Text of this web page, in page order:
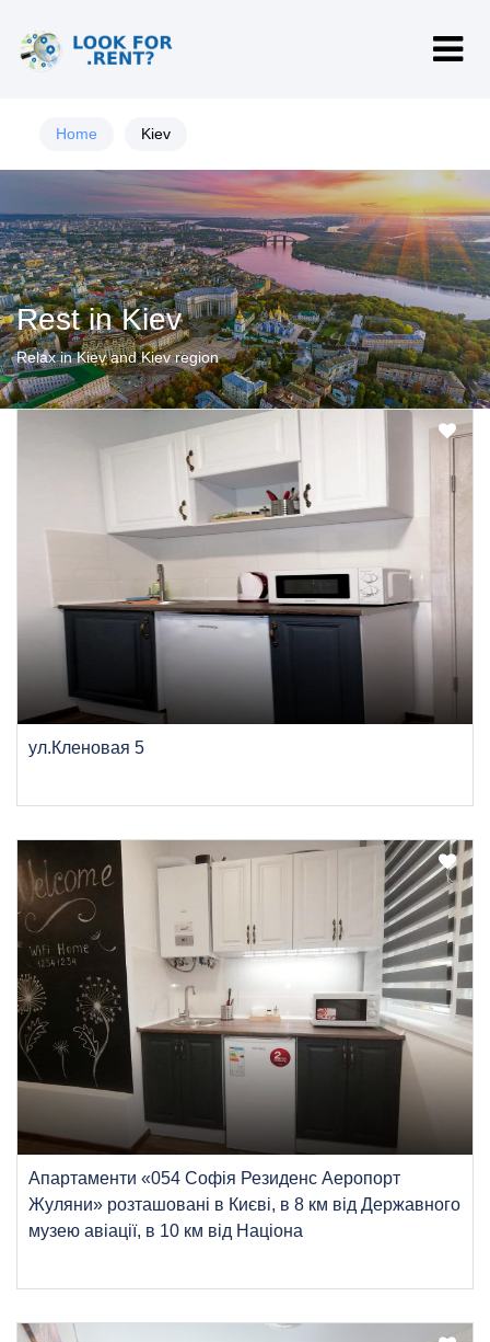
Home Kiev
Rest in Kiev
Relax in Kiev and Kiev region
ул.Кленовая 5
Апартаменти «054 Софія Резиденс Аеропорт
Жуляни» розташовані в Києві, в 8 км від Державного
музею авіації, в 10 км від Націона